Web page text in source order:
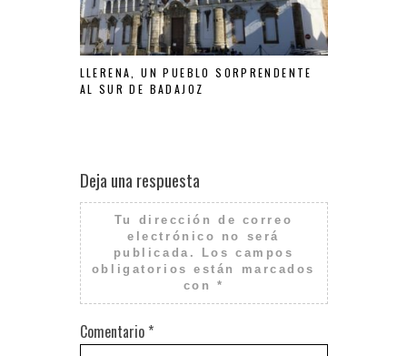
LLERENA, UN PUEBLO SORPRENDENTE
AL SUR DE BADAJOZ
Deja una respuesta
Tu dirección de correo
electrónico no será
publicada.
Los campos
obligatorios están marcados
con *
Comentario *